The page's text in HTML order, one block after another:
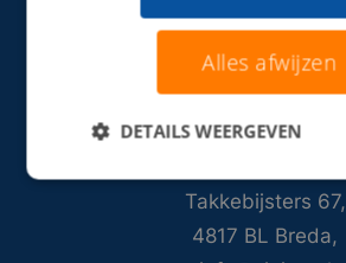
Takkebijsters 67,
4817 BL Breda,
Alles afwijzen
DETAILS WEERGEVEN